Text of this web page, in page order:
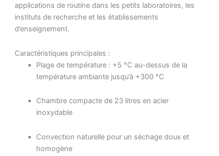
applications de routine dans les petits laboratoires, les
instituts de recherche et les établissements
d’enseignement.
Caractéristiques principales :
Plage de température : +5 °C au-dessus de la
température ambiante jusqu’à +300 °C
Chambre compacte de 23 litres en acier
inoxydable
Convection naturelle pour un séchage doux et
homogène